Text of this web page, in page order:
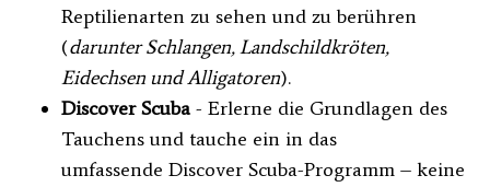
Reptilienarten zu sehen und zu berühren
(darunter Schlangen, Landschildkröten,
Eidechsen und Alligatoren).
Discover Scuba - Erlerne die Grundlagen des
Tauchens und tauche ein in das
umfassende Discover Scuba-Programm – keine